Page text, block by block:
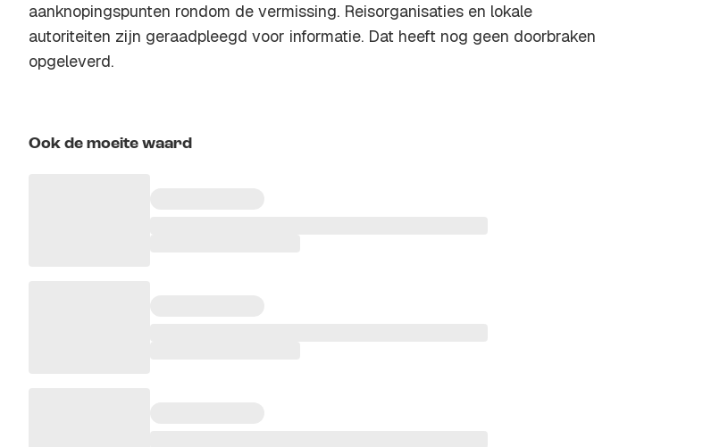
aanknopingspunten rondom de vermissing. Reisorganisaties en lokale
autoriteiten zijn geraadpleegd voor informatie. Dat heeft nog geen doorbraken
opgeleverd.
Ook de moeite waard